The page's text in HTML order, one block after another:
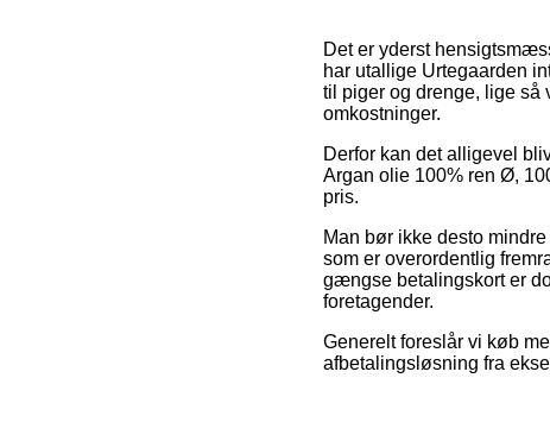
Det er yderst
har utallige Urtegaarden
til piger og drenge, lige så
omkostninger.
Derfor kan det alligevel
Argan olie 100% ren Ø,
pris.
Man bør ikke desto
som er overordentlig
gængse betalingskort er
foretagender.
Generelt foreslår vi køb
afbetalingsløsning fra